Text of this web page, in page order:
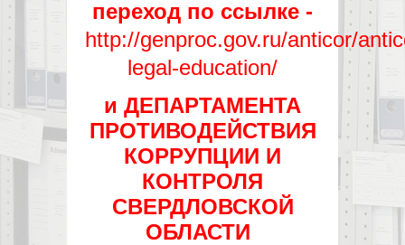
переход по ссылке -
http://genproc.gov.ru/anticor/
legal-education/
и ДЕПАРТАМЕНТА
ПРОТИВОДЕЙСТВИЯ
КОРРУПЦИИ И
КОНТРОЛЯ
СВЕРДЛОВСКОЙ
ОБЛАСТИ